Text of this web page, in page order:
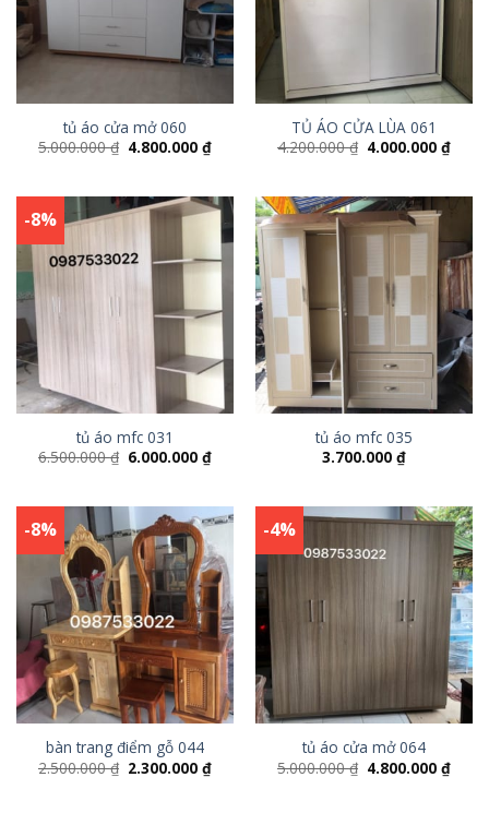
tủ áo cửa mở 060
5.000.000₫ 4.800.000₫
TỦ ÁO CỬA LÙA 061
4.200.000₫ 4.000.000₫
-8%
tủ áo mfc 031
6.500.000₫ 6.000.000₫
tủ áo mfc 035
3.700.000 ₫
-8%
bàn trang điểm gỗ 044
2.500.000₫ 2.300.000₫
-4%
tủ áo cửa mở 064
5.000.000₫ 4.800.000₫